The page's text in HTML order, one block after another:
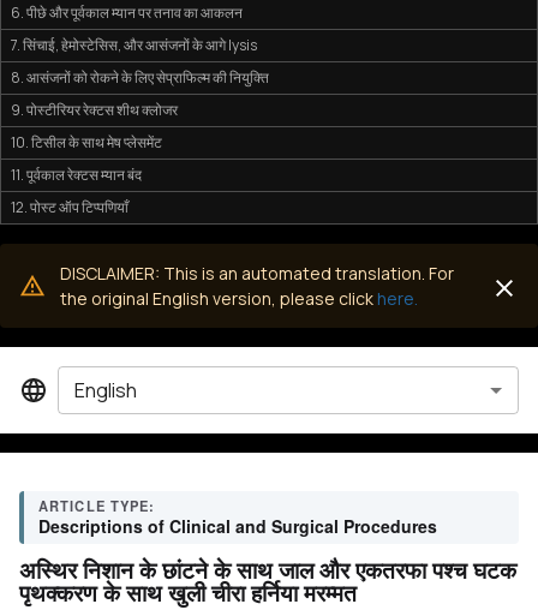
6. पीछे और पूर्वकाल म्यान पर तनाव का आकलन
7. सिंचाई, हेमोस्टेसिस, और आसंजनों के आगे lysis
8. आसंजनों को रोकने के लिए सेप्राफिल्म की नियुक्ति
9. पोस्टीरियर रेक्टस शीथ क्लोजर
10. टिसील के साथ मेष प्लेसमेंट
11. पूर्वकाल रेक्टस म्यान बंद
12. पोस्ट ऑप टिप्पणियाँ
DISCLAIMER: This is an automated translation. For
the original English version, please click here.
ARTICLE TYPE:
Descriptions of Clinical and Surgical Procedures
अस्थिर निशान के छांटने के साथ जाल और एकतरफा पश्च घटक
पृथक्करण के साथ खुली चीरा हर्निया मरम्मत
English